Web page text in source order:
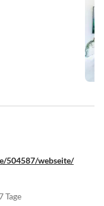
504587/webseite/
Tage